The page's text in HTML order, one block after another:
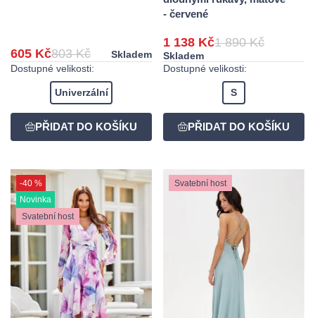
605 Kč803 Kč
Skladem
Dostupné velikosti:
Univerzální
- červené
1 138 Kč1 890 Kč
Skladem
Dostupné velikosti:
S
-40 %
Novinka
Svatební host
Svatební host